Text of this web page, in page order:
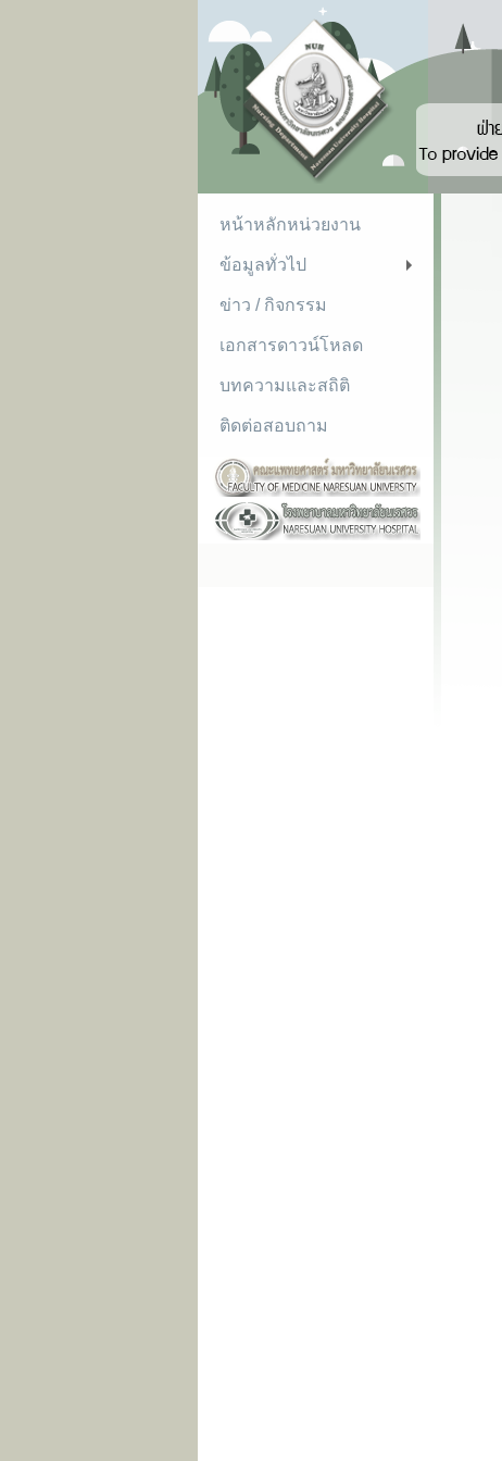
หน้าหลักหน่วยงาน
ข้อมูลทั่วไป
ข่าว / กิจกรรม
เอกสารดาวน์โหลด
บทความและสถิติ
ติดต่อสอบถาม